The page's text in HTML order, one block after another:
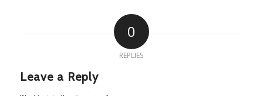
0
REPLIES
Leave a Reply